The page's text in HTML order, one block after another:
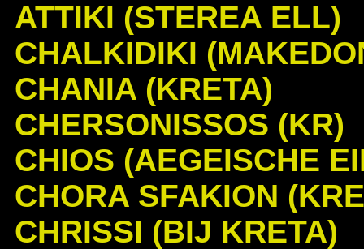
ATTIKI (STEREA ELL)
CHALKIDIKI
CHANIA (KRETA)
CHERSONISSOS (KR)
CHIOS (AEGEISCHE
CHORA SFAKION
CHRISSI (BIJ KRETA)